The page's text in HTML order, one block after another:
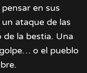
en sus
ataque de las
la bestia. Una
o el pueblo